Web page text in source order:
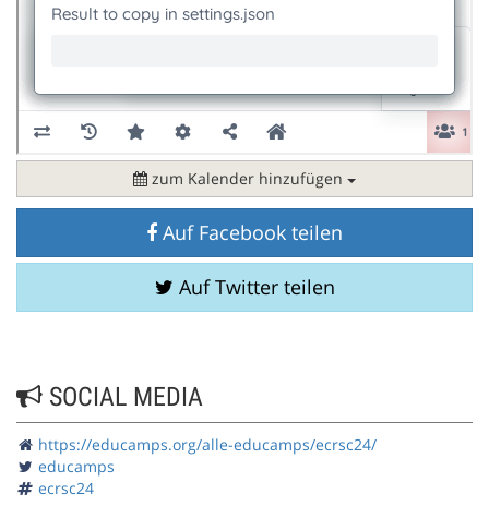
zum Kalender hinzufügen
Auf Facebook teilen
Auf Twitter teilen
SOCIAL MEDIA
https://educamps.org/alle-educamps/ecrsc24/
educamps
ecrsc24